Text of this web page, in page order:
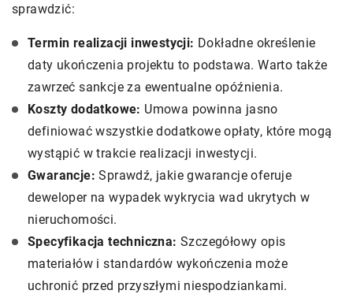
sprawdzić:
Termin realizacji inwestycji: Dokładne określenie
daty ukończenia projektu to podstawa. Warto także
zawrzeć sankcje za ewentualne opóźnienia.
Koszty dodatkowe: Umowa powinna jasno
definiować wszystkie dodatkowe opłaty, które mogą
wystąpić w trakcie realizacji inwestycji.
Gwarancje: Sprawdź, jakie gwarancje oferuje
deweloper na wypadek wykrycia wad ukrytych w
nieruchomości.
Specyfikacja techniczna: Szczegółowy opis
materiałów i standardów wykończenia może
uchronić przed przyszłymi niespodziankami.